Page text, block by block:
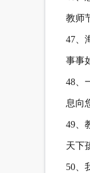
教师
47、
事事
48、
息向
49、
天下
50、